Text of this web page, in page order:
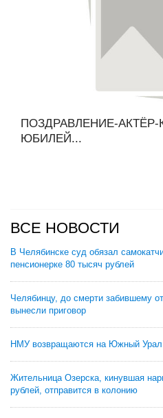
ПОЗДРАВЛЕНИЕ-
ЮБИЛЕЙ...
ВСЕ НОВОСТИ
В Челябинске суд обязал
пенсионерке 80 тысяч рублей
Челябинцу, до смерти забившему
вынесли приговор
НМУ возвращаются на Южный Урал
Жительница Озерска, кинувшая
рублей, отправится в колонию